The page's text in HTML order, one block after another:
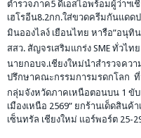
ตำรวจภาค5 ดีเอสไอพร้อมผู้ว่าฯเ
เฮโรอีน8.2กก.ใส่ขวดครีมกันแดด
มินอองไลง์ เยือนไทย หารือ”อนุ
สสว. สัญจรเสริมแกร่ง SME ทั่วไ
นายกอบจ.เชียงใหม่นำสำรวจคว
ปรึกษาคณะกรรมการมรดกโลก
กลุ่มจังหวัดภาคเหนือตอนบน 1 ขับ
เมืองเหนือ 2569” ยกร้านเด็ดสิน
เซ็นทรัล เชียงใหม่ แอร์พอร์ต 25-